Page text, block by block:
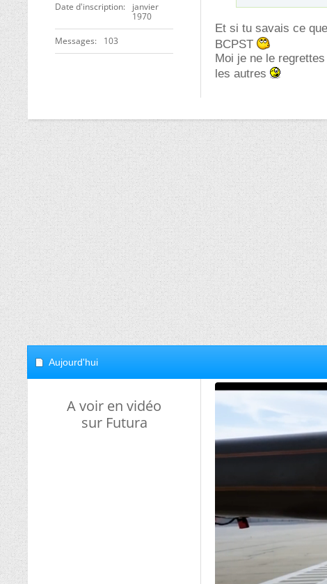
Date d'inscription
janvier
1970
Messages 103
Et si tu savais ce
BCPST
Moi je ne le
les autres
Aujourd'hui
A voir en vidéo
sur Futura